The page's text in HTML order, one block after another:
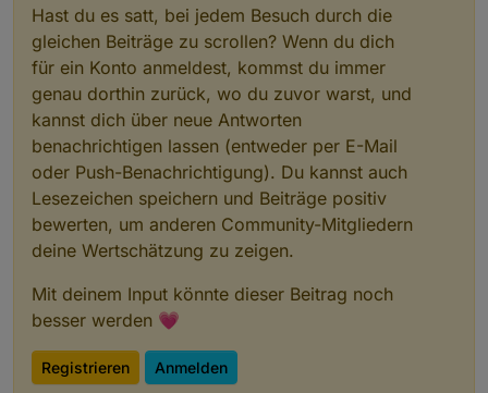
Hast du es satt, bei jedem Besuch durch die
gleichen Beiträge zu scrollen? Wenn du dich
für ein Konto anmeldest, kommst du immer
genau dorthin zurück, wo du zuvor warst, und
kannst dich über neue Antworten
benachrichtigen lassen (entweder per E-Mail
oder Push-Benachrichtigung). Du kannst auch
Lesezeichen speichern und Beiträge positiv
bewerten, um anderen Community-Mitgliedern
deine Wertschätzung zu zeigen.
Mit deinem Input könnte dieser Beitrag noch
besser werden 💗
Registrieren Anmelden